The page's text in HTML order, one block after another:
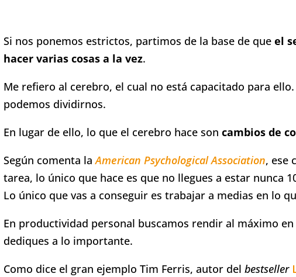
Si nos ponemos estrictos, partimos de la base de que el
hacer varias cosas a la vez.
Me refiero al cerebro, el cual no está capacitado para
podemos dividirnos.
En lugar de ello, lo que el cerebro hace son cambios de
Según comenta la American Psychological Association, ese
tarea, lo único que hace es que no llegues a estar nunca
Lo único que vas a conseguir es trabajar a medias en lo
En productividad personal buscamos rendir al máximo
dediques a lo importante.
Como dice el gran ejemplo Tim Ferris, autor del bestseller